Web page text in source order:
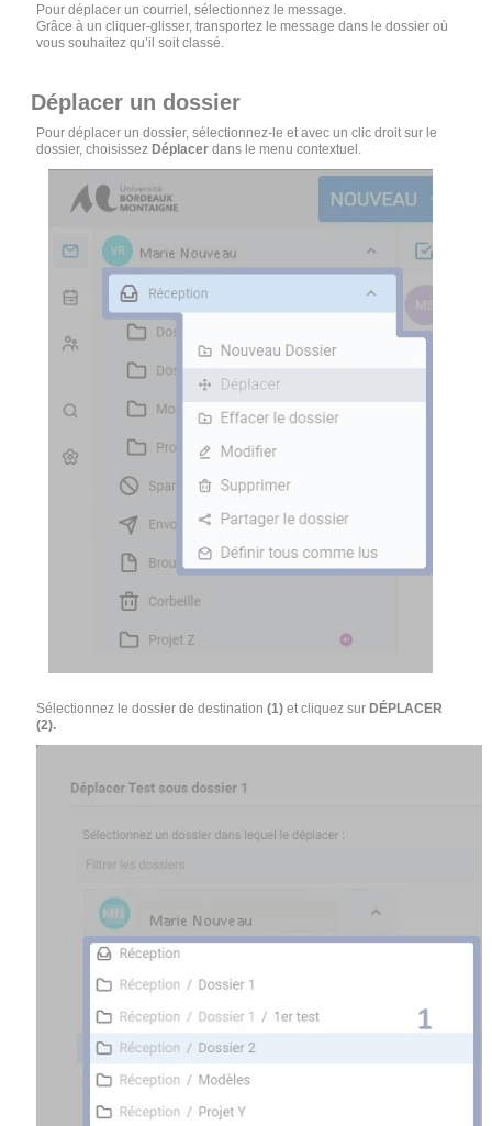
Pour déplacer un courriel, sélectionnez le message.
Grâce à un cliquer-glisser, transportez le message dans le dossier où
vous souhaitez qu’il soit classé.
Déplacer un dossier
Pour déplacer un dossier, sélectionnez-le et avec un clic droit sur le
dossier, choisissezDéplacerdans le menu contextuel.
Sélectionnez le dossier de destination(1) et cliquez sur DÉPLACER
(2).